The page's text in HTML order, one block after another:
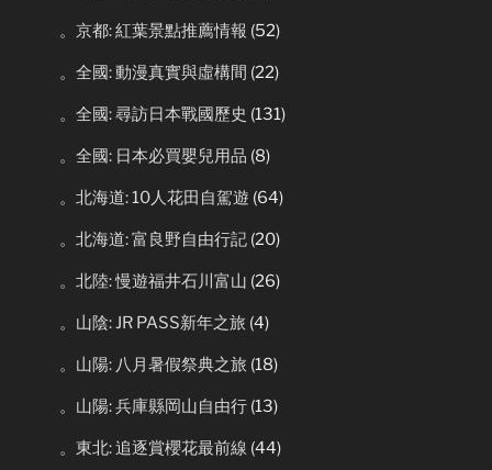
。京都: 紅葉景點推薦情報 (52)
。全國: 動漫真實與虛構間 (22)
。全國: 尋訪日本戰國歷史 (131)
。全國: 日本必買嬰兒用品 (8)
。北海道: 10人花田自駕遊 (64)
。北海道: 富良野自由行記 (20)
。北陸: 慢遊福井石川富山 (26)
。山陰: JR PASS新年之旅 (4)
。山陽: 八月暑假祭典之旅 (18)
。山陽: 兵庫縣岡山自由行 (13)
。東北: 追逐賞櫻花最前線 (44)